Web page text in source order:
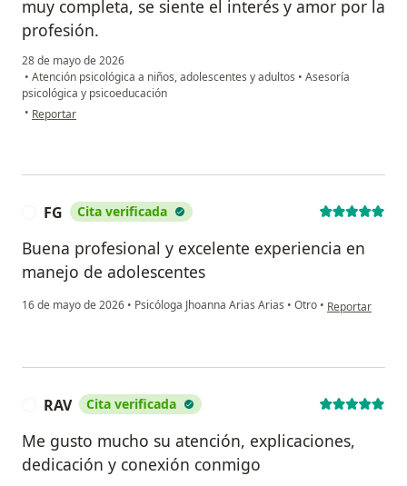
muy completa, se siente el interés y amor por la
profesión.
28 de mayo de 2026
• Atención psicológica a niños, adolescentes y adultos • Asesoría
psicológica y psicoeducación
• en opinión del usuario Johanna
Reportar
FG Cita verificada
Buena profesional y excelente experiencia en
manejo de adolescentes
16 de mayo de 2026 • Psicóloga Jhoanna Arias Arias • Otro • en opinión del
Reportar
RAV Cita verificada
Me gusto mucho su atención, explicaciones,
dedicación y conexión conmigo